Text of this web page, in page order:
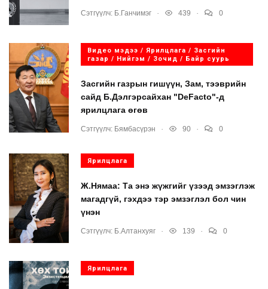
Сэтгүүлч: Б.Ганчимэг 439 0
Видео мэдээ / Ярилцлага / Засгийн
газар / Нийгэм / Зочид / Байр суурь
Засгийн газрын гишүүн, Зам, тээврийн
сайд Б.Дэлгэрсайхан "DeFacto"-д
ярилцлага өгөв
Сэтгүүлч: Бямбасүрэн 90 0
Ярилцлага
Ж.Нямаа: Та энэ жүжгийг үзээд эмзэглэж
магадгүй, гэхдээ тэр эмзэглэл бол чин
үнэн
Сэтгүүлч: Б.Алтанхуяг 139 0
Ярилцлага